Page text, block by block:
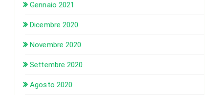
Gennaio 2021
Dicembre 2020
Novembre 2020
Settembre 2020
Agosto 2020